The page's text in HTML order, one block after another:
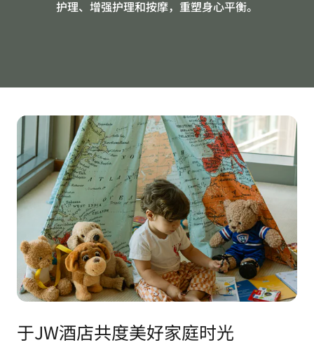
护理、增强护理和按摩，重塑身心平衡。
于JW酒店共度美好家庭时光